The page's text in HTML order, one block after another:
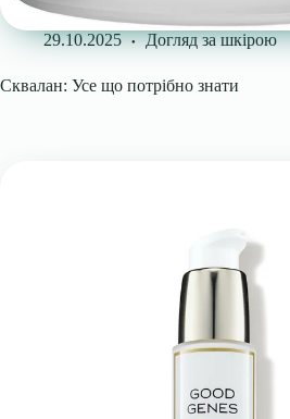
29.10.2025 Догляд за шкірою
Сквалан: Усе що потрібно знати